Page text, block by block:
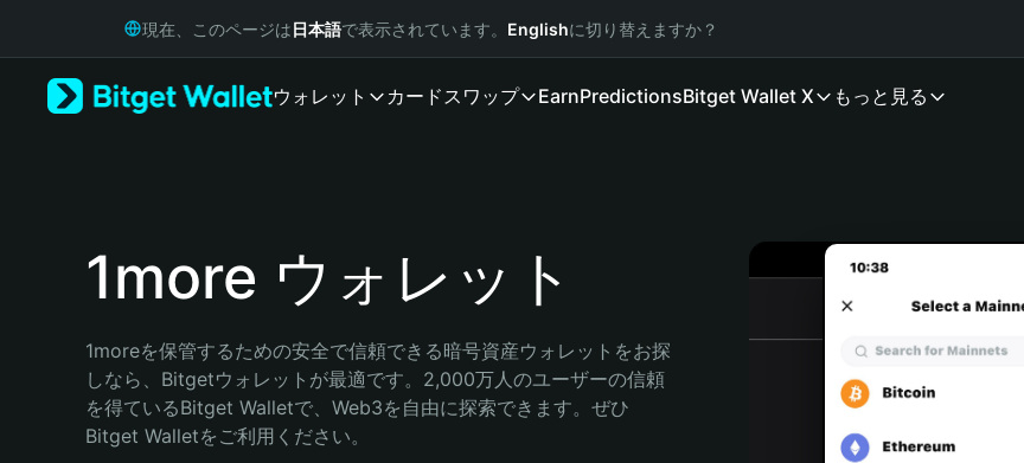
Русский
Bahasa Indonesia
現在、このページは日本語で表示されています。 Englishに切り替えますか？
ウォレット カードスワップ EarnPredictionsBitget Wallet X もっと見る
1more ウォレット
1moreを保管するための安全で信頼できる暗号資産ウォレットをお探
しなら、Bitgetウォレットが最適です。2,000万人のユーザーの信頼
を得ているBitget Walletで、Web3を自由に探索できます。ぜひ
Bitget Walletをご利用ください。